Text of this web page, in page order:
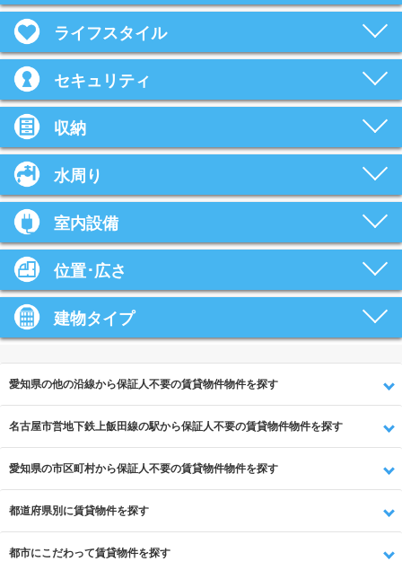
ライフスタイル
セキュリティ
収納
水周り
室内設備
位置･広さ
建物タイプ
愛知県の他の沿線から保証人不要の賃貸物件物件を探す
名古屋市営地下鉄上飯田線の駅から保証人不要の賃貸物件物件を探す
愛知県の市区町村から保証人不要の賃貸物件物件を探す
都道府県別に賃貸物件を探す
都市にこだわって賃貸物件を探す